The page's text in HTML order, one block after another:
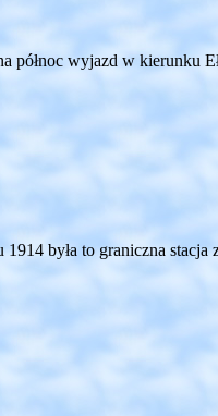
północ wyjazd w kierunku
była to graniczna stacja